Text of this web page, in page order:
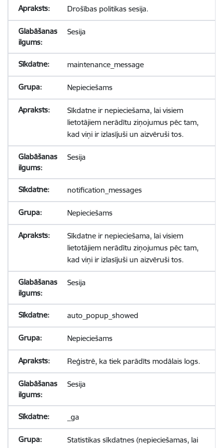
Drošības politikas sesija.
Sesija
maintenance_message
Nepieciešams
Sīkdatne ir nepieciešama, lai visiem
lietotājiem nerādītu ziņojumus pēc tam,
kad viņi ir izlasījuši un aizvēruši tos.
Sesija
notification_messages
Nepieciešams
Sīkdatne ir nepieciešama, lai visiem
lietotājiem nerādītu ziņojumus pēc tam,
kad viņi ir izlasījuši un aizvēruši tos.
Sesija
auto_popup_showed
Nepieciešams
Reģistrē, ka tiek parādīts modālais logs.
Sesija
_ga
Statistikas sīkdatnes (nepieciešamas, lai